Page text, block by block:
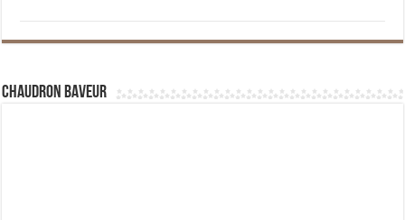
Chaudron Baveur